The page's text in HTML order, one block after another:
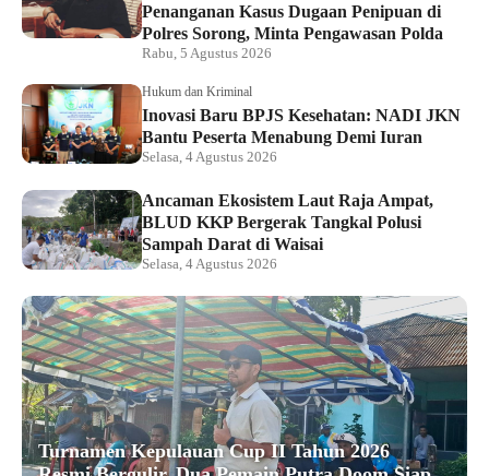
Penanganan Kasus Dugaan Penipuan di
Polres Sorong, Minta Pengawasan Polda
Rabu, 5 Agustus 2026
Hukum dan Kriminal
Inovasi Baru BPJS Kesehatan: NADI JKN
Bantu Peserta Menabung Demi Iuran
Selasa, 4 Agustus 2026
Ancaman Ekosistem Laut Raja Ampat,
BLUD KKP Bergerak Tangkal Polusi
Sampah Darat di Waisai
Selasa, 4 Agustus 2026
Turnamen Kepulauan Cup II Tahun 2026